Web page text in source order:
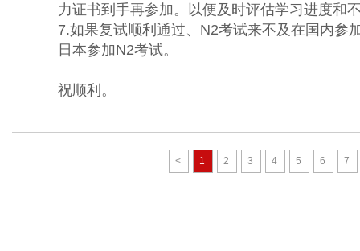
力证书到手再参加。以便及时评估学习进度和
7.如果复试顺利通过、N2考试来不及在国内参
日本参加N2考试。
祝顺利。
< 1 2 3 4 5 6 7